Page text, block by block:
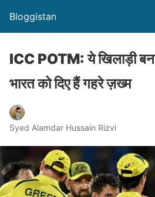
Bloggistan
ICC POTM: ये खिलाड़ी
भारत को दिए हैं गहरे ज़ख्म
Syed Alamdar Hussain Rizvi